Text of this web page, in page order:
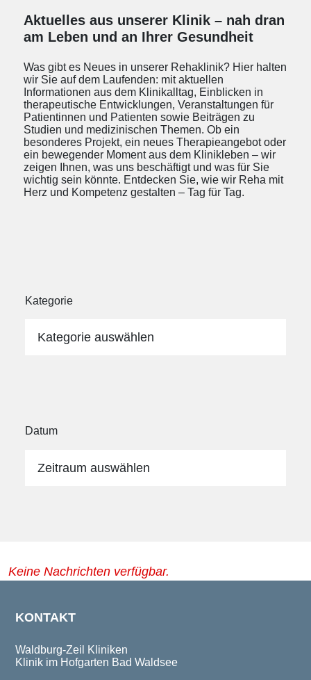
Aktuelles aus unserer Klinik – nah dran
am Leben und an Ihrer Gesundheit
Was gibt es Neues in unserer Rehaklinik? Hier halten
wir Sie auf dem Laufenden: mit aktuellen
Informationen aus dem Klinikalltag, Einblicken in
therapeutische Entwicklungen, Veranstaltungen für
Patientinnen und Patienten sowie Beiträgen zu
Studien und medizinischen Themen. Ob ein
besonderes Projekt, ein neues Therapieangebot oder
ein bewegender Moment aus dem Klinikleben – wir
zeigen Ihnen, was uns beschäftigt und was für Sie
wichtig sein könnte. Entdecken Sie, wie wir Reha mit
Herz und Kompetenz gestalten – Tag für Tag.
Kategorie
Kategorie auswählen
Datum
Zeitraum auswählen
Keine Nachrichten verfügbar.
KONTAKT
Waldburg-Zeil Kliniken
Klinik im Hofgarten Bad Waldsee